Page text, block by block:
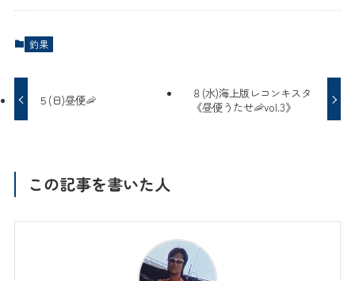
釣果
５(日)昼便🦐
８(水)海上版レコンキスタ
《昼便うたせ🦐vol.3》
この記事を書いた人